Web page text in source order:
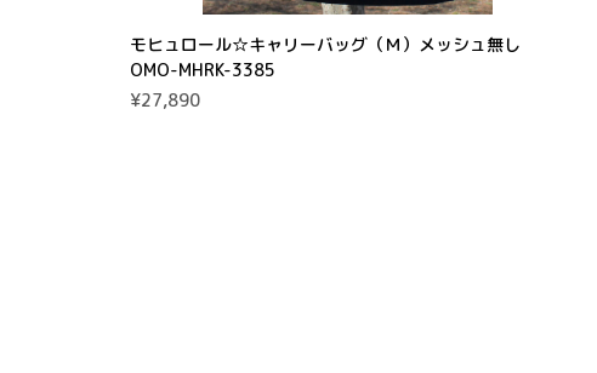
モヒュロール☆キャリーバッグ（Ｍ）メッシュ無し
OMO-MHRK-3385
¥27,890